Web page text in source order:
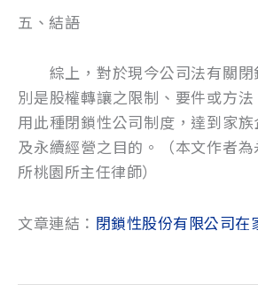
五、結語
綜上，對於現今公司法有關閉
別是股權轉讓之限制、要件或方
用此種閉鎖性公司制度，達到家
及永續經營之目的。（本文作者
所桃園所主任律師）
文章連結： 閉鎖性股份有限公司在